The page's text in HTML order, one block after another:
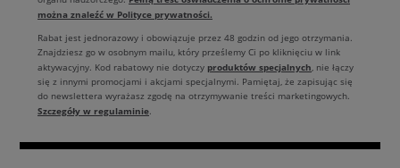
można znaleźć w Polityce prywatności.
Rabat jest jednorazowy i obowiązuje przez 48 godzin od jego otrzymania.
Znajdziesz go w osobnym mailu, który prześlemy Ci po kliknięciu w link
aktywacyjny. Kod rabatowy nie dotyczy produktów specjalnych, nie łączy
się z innymi promocjami i akcjami specjalnymi. Pamiętaj, że zapisując się
do newslettera wyrażasz zgodę na otrzymywanie treści marketingowych.
Szczegóły w regulaminie.